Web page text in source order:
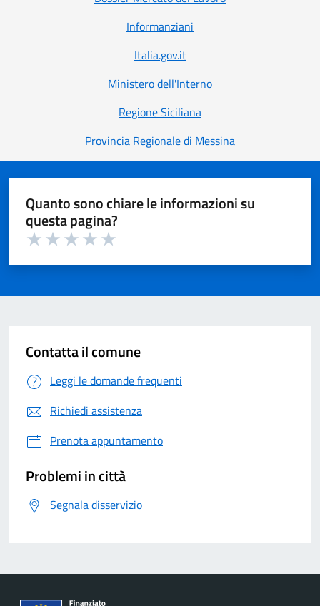
Informanziani
Italia.gov.it
Ministero dell'Interno
Regione Siciliana
Provincia Regionale di Messina
Quanto sono chiare le informazioni su
questa pagina?
Contatta il comune
Leggi le domande frequenti
Richiedi assistenza
Prenota appuntamento
Problemi in città
Segnala disservizio